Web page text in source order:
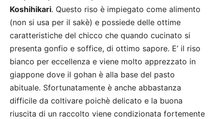
Koshihikari. Questo riso è impiegato come alimento
(non si usa per il sakè) e possiede delle ottime
caratteristiche del chicco che quando cucinato si
presenta gonfio e soffice, di ottimo sapore. E’ il riso
bianco per eccellenza e viene molto apprezzato in
giappone dove il gohan è alla base del pasto
abituale. Sfortunatamente è anche abbastanza
difficile da coltivare poichè delicato e la buona
riuscita di un raccolto viene condizionata fortemente